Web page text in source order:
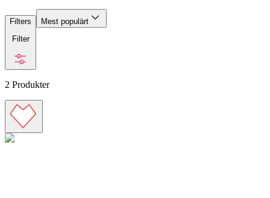
Filters
Filter
Mest populärt
2 Produkter